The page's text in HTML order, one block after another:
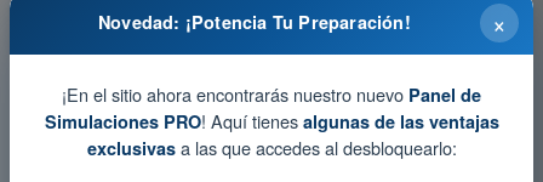
humano ×
Novedad: ¡Potencia Tu Preparación!
¡En el sitio ahora encontrarás nuestro nuevo Panel de
Simulaciones PRO! Aquí tienes algunas de las ventajas
exclusivasa las que accedes al desbloquearlo: